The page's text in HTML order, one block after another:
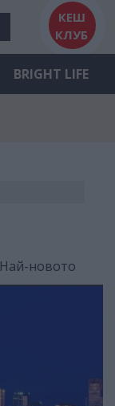
КЕШ
КЛУБ
BRIGHT LIFE
Най-новото